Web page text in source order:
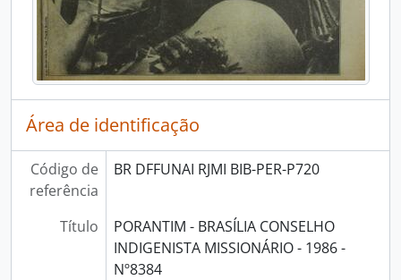
Área de identificação
Código de
referência
BR DFFUNAI RJMI BIB-PER-P720
Título
PORANTIM - BRASÍLIA CONSELHO
INDIGENISTA MISSIONÁRIO - 1986 -
Nº8384